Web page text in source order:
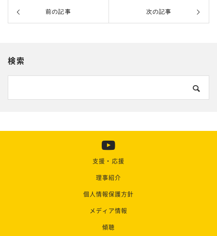
前の記事 次の記事
検索
支援・応援
理事紹介
個人情報保護方針
メディア情報
傾聴